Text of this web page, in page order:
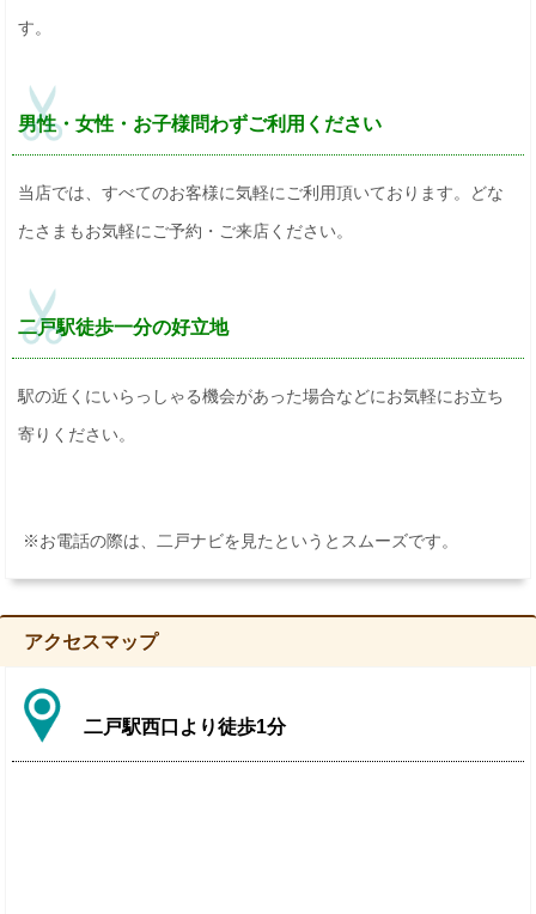
す。
男性・女性・お子様問わずご利用ください
当店では、すべてのお客様に気軽にご利用頂いております。どな
たさまもお気軽にご予約・ご来店ください。
二戸駅徒歩一分の好立地
駅の近くにいらっしゃる機会があった場合などにお気軽にお立ち
寄りください。
※お電話の際は、二戸ナビを見たというとスムーズです。
アクセスマップ
二戸駅西口より徒歩1分